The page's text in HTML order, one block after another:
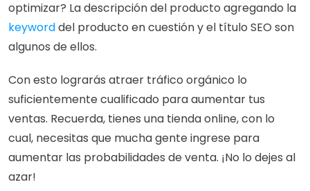
keyword del producto en cuestión y el título SEO son
algunos de ellos.
Con esto lograrás atraer tráfico orgánico lo
suficientemente cualificado para aumentar tus
ventas. Recuerda, tienes una tienda online, con lo
cual, necesitas que mucha gente ingrese para
aumentar las probabilidades de venta. ¡No lo dejes al
azar!